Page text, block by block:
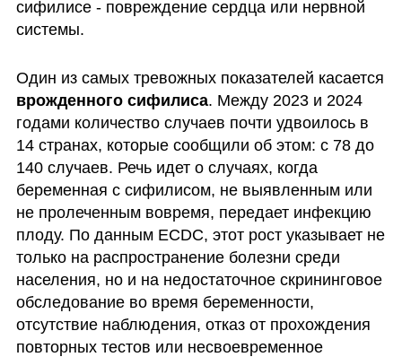
сифилисе - повреждение сердца или нервной
системы.
врожденного сифилиса. Между 2023 и 2024
годами количество случаев почти удвоилось в
14 странах, которые сообщили об этом: с 78 до
140 случаев. Речь идет о случаях, когда
беременная с сифилисом, не выявленным или
не пролеченным вовремя, передает инфекцию
плоду. По данным ECDC, этот рост указывает не
только на распространение болезни среди
населения, но и на недостаточное скрининговое
обследование во время беременности,
отсутствие наблюдения, отказ от прохождения
повторных тестов или несвоевременное